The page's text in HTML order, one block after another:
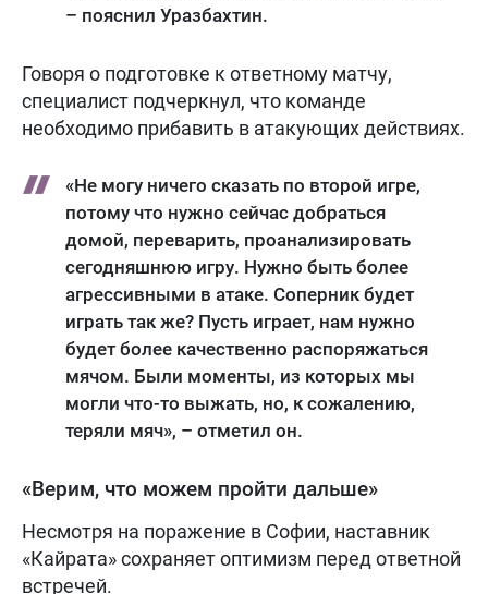
– пояснил Уразбахтин.
Говоря о подготовке к ответному матчу,
специалист подчеркнул, что команде
необходимо прибавить в атакующих действиях.
«Не могу ничего сказать по второй игре,
потому что нужно сейчас добраться
домой, переварить, проанализировать
сегодняшнюю игру. Нужно быть более
агрессивными в атаке. Соперник будет
играть так же? Пусть играет, нам нужно
будет более качественно распоряжаться
мячом. Были моменты, из которых мы
могли что-то выжать, но, к сожалению,
теряли мяч», – отметил он.
«Верим, что можем пройти дальше»
Несмотря на поражение в Софии, наставник
«Кайрата» сохраняет оптимизм перед ответной
встречей.